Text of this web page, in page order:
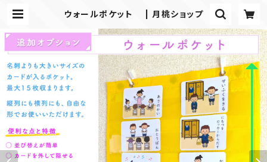
ウォールポケット | 月桃ショップ